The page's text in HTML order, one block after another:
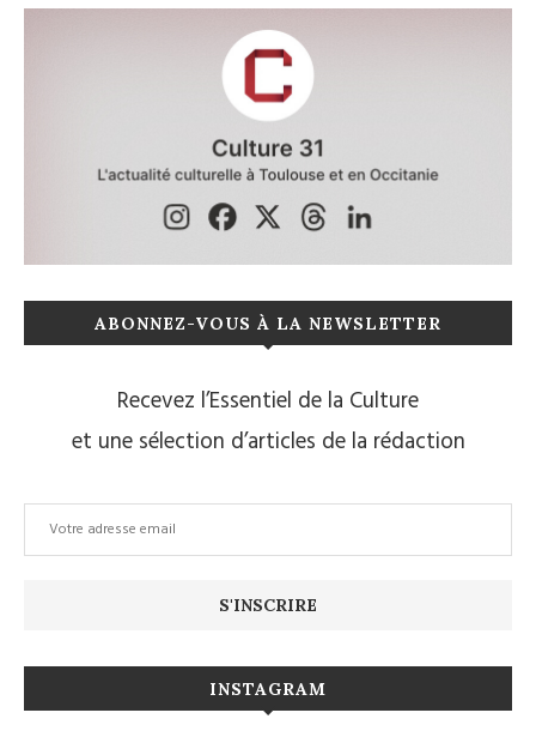
ABONNEZ-VOUS À LA NEWSLETTER
Recevez l’Essentiel de la Culture
et une sélection d’articles de la rédaction
INSTAGRAM